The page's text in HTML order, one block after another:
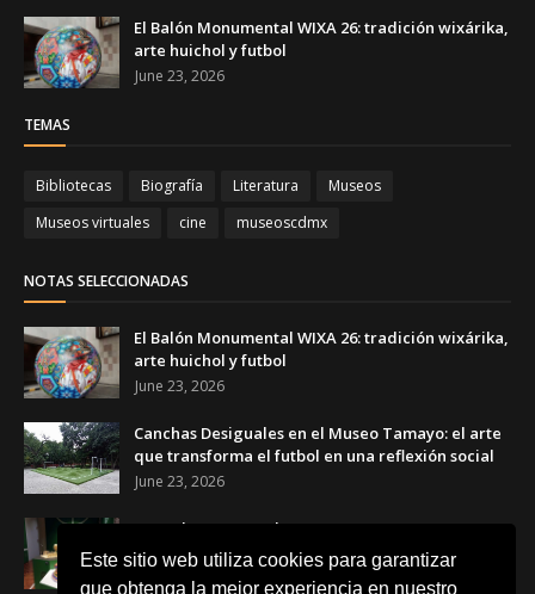
Este sitio web utiliza cookies para garantizar
que obtenga la mejor experiencia en nuestro
El Balón Monumental WIXA 26: tradición wixárika,
arte huichol y futbol
June 23, 2026
TEMAS
Bibliotecas Biografía Literatura
Museos
Museos virtuales
cine museoscdmx
NOTAS SELECCIONADAS
El Balón Monumental WIXA 26: tradición wixárika,
arte huichol y futbol
June 23, 2026
Canchas Desiguales en el Museo Tamayo: el arte
que transforma el futbol en una reflexión social
June 23, 2026
Copa de Arte Popular Banamex 2026: artesanas y
artesanos mexicanos celebran el futbol a través
del arte